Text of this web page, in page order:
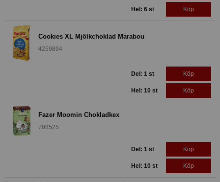
Hel: 6 st Köp
Cookies XL Mjölkchoklad Marabou
4259894
Del: 1 st Köp
Hel: 10 st Köp
Fazer Moomin Chokladkex
708525
Del: 1 st Köp
Hel: 10 st Köp